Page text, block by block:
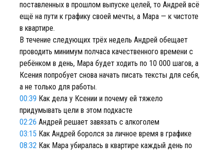
поставленных в прошлом выпуске целей, то Андрей всё
ещё на пути к графику своей мечты, а Мара — к чистоте
в квартире.
В течение следующих трёх недель Андрей обещает
проводить минимум полчаса качественного времени с
ребёнком в день, Мара будет ходить по 10 000 шагов, а
Ксения попробует снова начать писать тексты для себя,
а не только для работы.
00:39 Как дела у Ксении и почему ей тяжело
придумывать цели в этом подкасте
02:26 Андрей решает завязать с алкоголем
03:15 Как Андрей боролся за личное время в графике
08:32 Как Мара убиралась в квартире каждый день по